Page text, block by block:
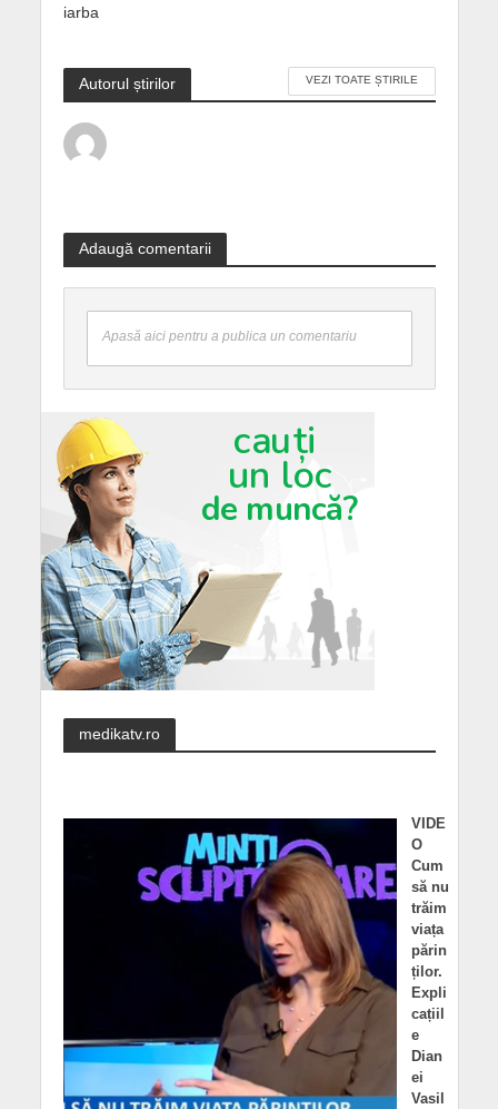
iarba
Autorul știrilor VEZI TOATE ȘTIRILE
Adaugă comentarii
Apasă aici pentru a publica un comentariu
medikatv.ro
VIDE
O
Cum
să nu
trăim
viața
părin
ților.
Expli
cațiil
e
Dian
ei
Vasil